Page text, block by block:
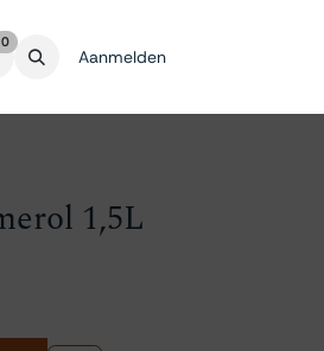
0
Aanmelden
1,5L